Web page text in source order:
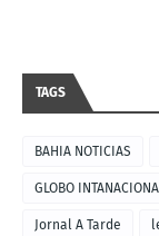
TAGS
BAHIA NOTICIAS
GLOBO
Jornal A Tarde